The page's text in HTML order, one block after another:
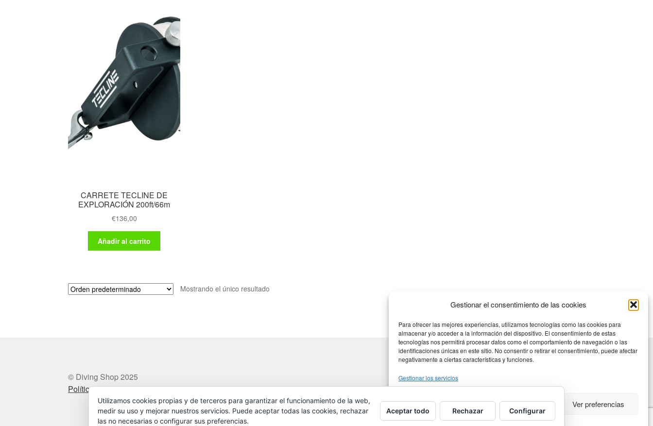
Gestionar el consentimiento de las cookies
Para ofrecer las mejores experiencias, utilizamos tecnologías como las cookies para
almacenar y/o acceder a la información del dispositivo. El consentimiento de estas
tecnologías nos permitirá procesar datos como el comportamiento de navegación o las
identificaciones únicas en este sitio. No consentir o retirar el consentimiento, puede afectar
negativamente a ciertas características y funciones.
Gestionar los servicios
Aceptar Denegar Ver preferencias
CARRETE TECLINE DE
EXPLORACIÓN 200ft/66m
€136,00
Añadir al carrito
Mostrando el único resultado
© Diving Shop 2025
Política de privacidad
Utilizamos cookies propias y de terceros para garantizar el funcionamiento de la web,
medir su uso y mejorar nuestros servicios. Puede aceptar todas las cookies, rechazar
las no necesarias o configurar sus preferencias.
Aceptar todo Rechazar Configurar